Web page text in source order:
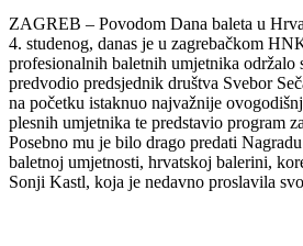
ZAGREB – Povodom Dana baleta u
4. studenog, danas je u zagrebačkom
profesionalnih baletnih umjetnika održalo
predvodio predsjednik društva Svebor
na početku istaknuo najvažnije
plesnih umjetnika te predstavio program
Posebno mu je bilo drago predati
baletnoj umjetnosti, hrvatskoj balerini,
Sonji Kastl, koja je nedavno proslavila